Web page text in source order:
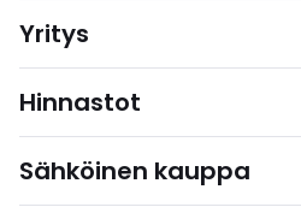
Yritys
Hinnastot
Sähköinen kauppa